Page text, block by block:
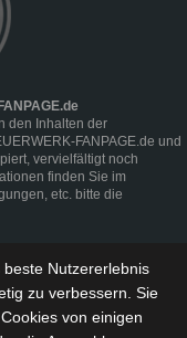
den Inhalten der
FANPAGE.de und
vervielfältigt noch
finden Sie im
etc. bitte die
Nutzererlebnis
zu verbessern . Sie
von einigen